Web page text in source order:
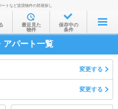
屋を探す
沿線・駅から
住所から
物件特集から
トなど賃貸物件の部屋探し
最近見た
物件
保存中の
条件
アパート一覧
変更する
変更する